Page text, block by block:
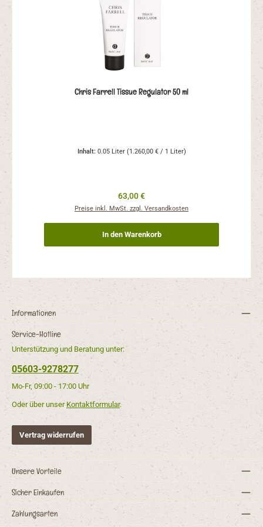
Chris Farrell Tissue Regulator 50 ml
Inhalt: 0.05 Liter (1.260,00 € / 1 Liter)
63,00 €
Preise inkl. MwSt. zzgl. Versandkosten
In den Warenkorb
Informationen
Service-Hotline
Unterstützung und Beratung unter:
05603-9278277
Mo-Fr, 09:00 - 17:00 Uhr
Oder über unser Kontaktformular.
Vertrag widerrufen
Unsere Vorteile
Sicher Einkaufen
Zahlungsarten